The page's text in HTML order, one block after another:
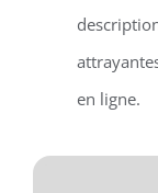
en ligne.